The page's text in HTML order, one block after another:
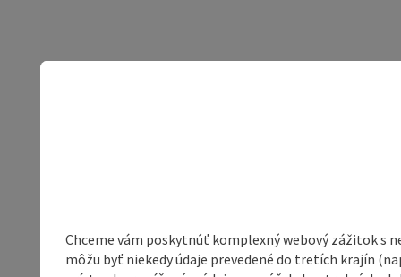
Chceme vám poskytnúť komplexný webový zážitok s
môžu byť niekedy údaje prevedené do tretích krajín